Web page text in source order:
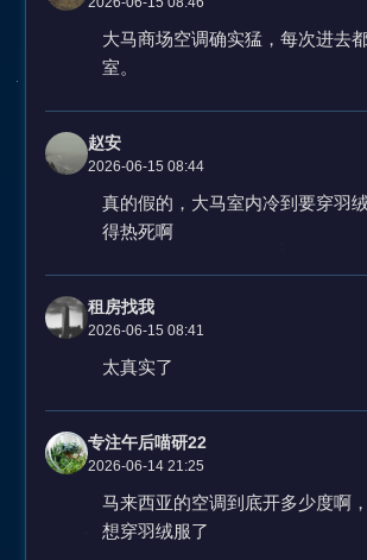
大马商场空调确实猛，每次进去
室。
赵安
2026-06-15 08:44
真的假的，大马室内冷到要穿羽
得热死啊
租房找我
2026-06-15 08:41
太真实了
专注午后喵研22
2026-06-14 21:25
马来西亚的空调到底开多少度啊
想穿羽绒服了